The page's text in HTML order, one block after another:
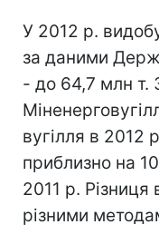
У 2012 р.
за даними
- до 64,7 млн ​​т.
вугілля в 2012
приблизно на
2011 р.
різними